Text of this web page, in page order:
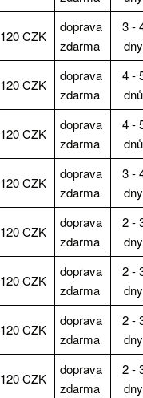
120 CZK
doprava
zdarma
3 -
dny
120 CZK
doprava
zdarma
4 -
dnů
120 CZK
doprava
zdarma
4 -
dnů
120 CZK
doprava
zdarma
3 -
dny
120 CZK
doprava
zdarma
2 -
dny
120 CZK
doprava
zdarma
2 -
dny
120 CZK
doprava
zdarma
2 -
dny
120 CZK
doprava
zdarma
2 -
dny